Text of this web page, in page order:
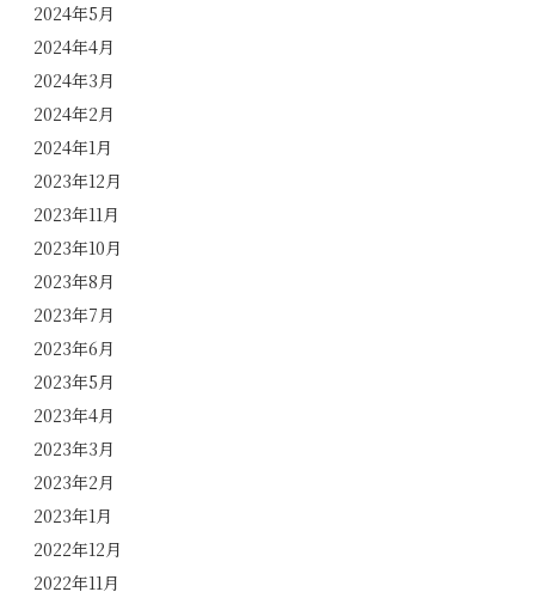
2024年5月
2024年4月
2024年3月
2024年2月
2024年1月
2023年12月
2023年11月
2023年10月
2023年8月
2023年7月
2023年6月
2023年5月
2023年4月
2023年3月
2023年2月
2023年1月
2022年12月
2022年11月